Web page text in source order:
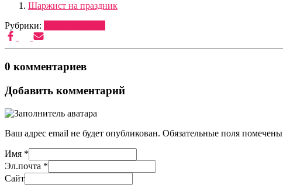
Шаржист на праздник
Рубрики:
0 комментариев
Добавить комментарий
Ваш адрес email не будет опубликован. Обязательные поля помечены
Имя *
Эл.почта *
Сайт